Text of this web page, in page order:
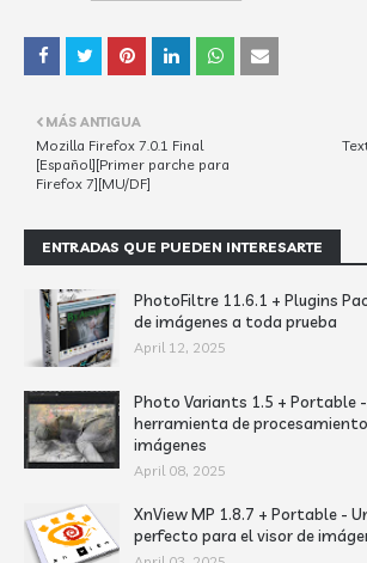
MÁS ANTIGUA
Mozilla Firefox 7.0.1 Final
[Español][Primer parche para
Firefox 7][MU/DF]
ENTRADAS QUE PUEDEN INTERESARTE
PhotoFiltre 11.6.1 + Plugins
de imágenes a toda prueba
April 12, 2025
Photo Variants 1.5 + Portable -
herramienta de
imágenes
April 08, 2025
XnView MP 1.8.7 + Portable -
perfecto para el visor de